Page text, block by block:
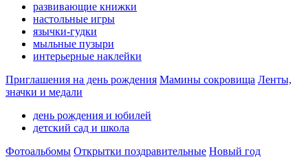
развивающие книжки
настольные игры
язычки-гудки
мыльные пузыри
интерьерные наклейки
Приглашения на день рождения Мамины сокровища Ленты,
значки и медали
день рождения и юбилей
детский сад и школа
Фотоальбомы Открытки поздравительные Новый год